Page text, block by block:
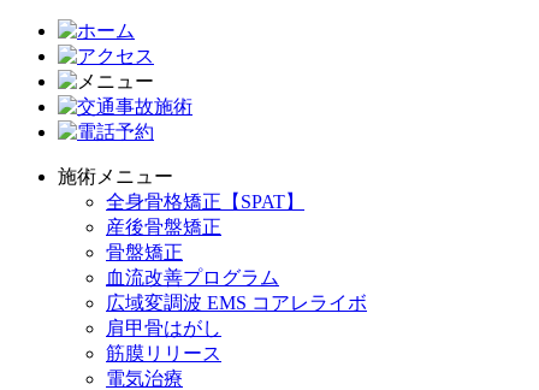
施術メニュー
全身骨格矯正【SPAT】
産後骨盤矯正
骨盤矯正
血流改善プログラム
広域変調波 EMS コアレライボ
肩甲骨はがし
筋膜リリース
電気治療